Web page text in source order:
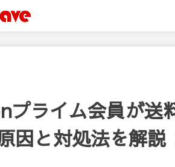
プライム会員が送
因と対処法を解説